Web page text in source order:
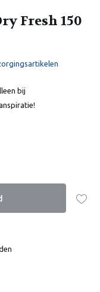
Fresh 150
bij